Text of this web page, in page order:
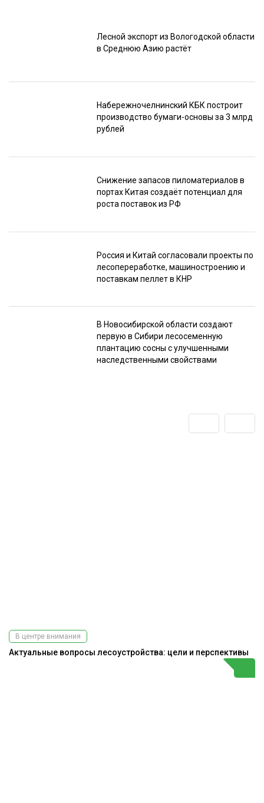
Лесной экспорт из Вологодской области
в Среднюю Азию растёт
Набережночелнинский КБК построит
производство бумаги-основы за 3 млрд
рублей
Снижение запасов пиломатериалов в
портах Китая создаёт потенциал для
роста поставок из РФ
Россия и Китай согласовали проекты по
лесопереработке, машиностроению и
поставкам пеллет в КНР
В Новосибирской области создают
первую в Сибири лесосеменную
плантацию сосны с улучшенными
наследственными свойствами
В центре внимания
Актуальные вопросы лесоустройства: цели и перспективы